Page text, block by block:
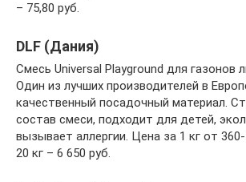
– 75,80 руб.
DLF (Дания)
Смесь Universal Playground для газонов
Один из лучших производителей в
качественный посадочный материал.
состав смеси, подходит для детей,
вызывает аллергии. Цена за 1 кг от
20 кг – 6 650 руб.